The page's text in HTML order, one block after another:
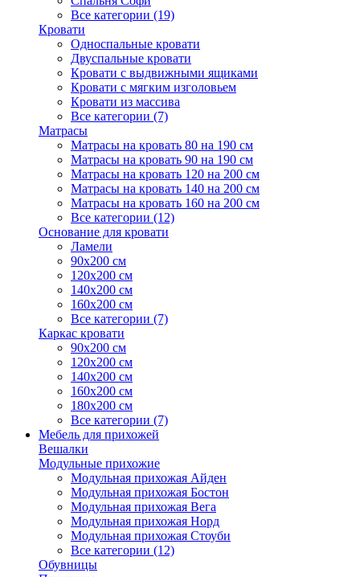
Все категории (19)
Кровати
Односпальные кровати
Двуспальные кровати
Кровати с выдвижными ящиками
Кровати с мягким изголовьем
Кровати из массива
Все категории (7)
Матрасы
Матрасы на кровать 80 на 190 см
Матрасы на кровать 90 на 190 см
Матрасы на кровать 120 на 200 см
Матрасы на кровать 140 на 200 см
Матрасы на кровать 160 на 200 см
Все категории (12)
Основание для кровати
Ламели
90х200 см
120х200 см
140х200 см
160х200 см
Все категории (7)
Каркас кровати
90х200 см
120х200 см
140х200 см
160х200 см
180х200 см
Все категории (7)
Мебель для прихожей
Вешалки
Модульные прихожие
Модульная прихожая Айден
Модульная прихожая Бостон
Модульная прихожая Вега
Модульная прихожая Норд
Модульная прихожая Стоуби
Все категории (12)
Обувницы